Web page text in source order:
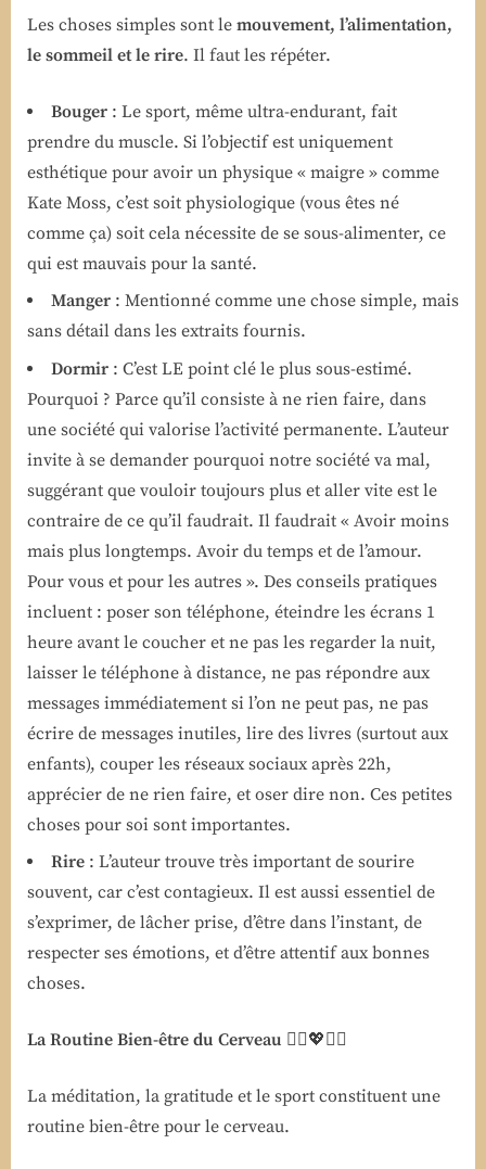
Les choses simples sont le mouvement, l’alimentation,
le sommeil et le rire. Il faut les répéter.
Bouger : Le sport, même ultra-endurant, fait
prendre du muscle. Si l’objectif est uniquement
esthétique pour avoir un physique « maigre » comme
Kate Moss, c’est soit physiologique (vous êtes né
comme ça) soit cela nécessite de se sous-alimenter, ce
qui est mauvais pour la santé.
Manger : Mentionné comme une chose simple, mais
sans détail dans les extraits fournis.
Dormir : C’est LE point clé le plus sous-estimé.
Pourquoi ? Parce qu’il consiste à ne rien faire, dans
une société qui valorise l’activité permanente. L’auteur
invite à se demander pourquoi notre société va mal,
suggérant que vouloir toujours plus et aller vite est le
contraire de ce qu’il faudrait. Il faudrait « Avoir moins
mais plus longtemps. Avoir du temps et de l’amour.
Pour vous et pour les autres ». Des conseils pratiques
incluent : poser son téléphone, éteindre les écrans 1
heure avant le coucher et ne pas les regarder la nuit,
laisser le téléphone à distance, ne pas répondre aux
messages immédiatement si l’on ne peut pas, ne pas
écrire de messages inutiles, lire des livres (surtout aux
enfants), couper les réseaux sociaux après 22h,
apprécier de ne rien faire, et oser dire non. Ces petites
choses pour soi sont importantes.
Rire : L’auteur trouve très important de sourire
souvent, car c’est contagieux. Il est aussi essentiel de
s’exprimer, de lâcher prise, d’être dans l’instant, de
respecter ses émotions, et d’être attentif aux bonnes
choses.
La Routine Bien-être du Cerveau 🧘‍♀️💖🏋️‍♂️
La méditation, la gratitude et le sport constituent une
routine bien-être pour le cerveau.